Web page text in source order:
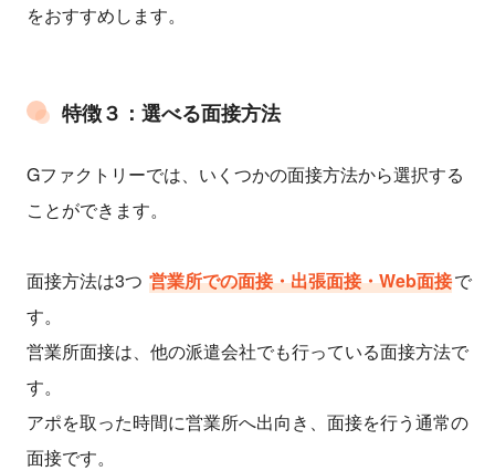
をおすすめします。
特徴３：選べる面接方法
Gファクトリーでは、いくつかの面接方法から選択する
ことができます。
面接方法は3つ 営業所での面接・出張面接・Web面接で
す。
営業所面接は、他の派遣会社でも行っている面接方法で
す。
アポを取った時間に営業所へ出向き、面接を行う通常の
面接です。